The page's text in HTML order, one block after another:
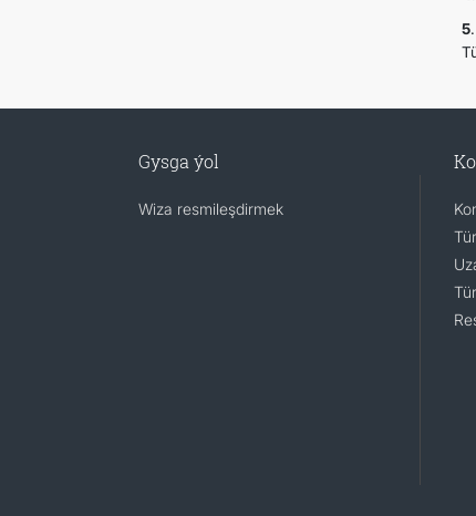
5
Gysga ýol
Wiza resmileşdirmek